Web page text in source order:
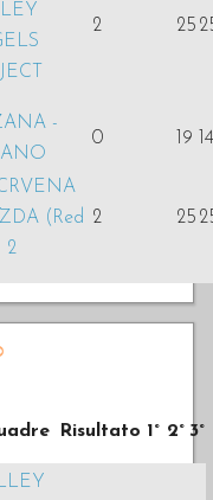
2 25
-
0 19 14
(Red
2
2 25
Risultato 1° 2° 3°